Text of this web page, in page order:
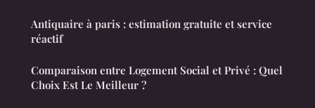
Antiquaire à paris : estimation gratuite et service
réactif
Comparaison entre Logement Social et Privé : Quel
Choix Est Le Meilleur ?